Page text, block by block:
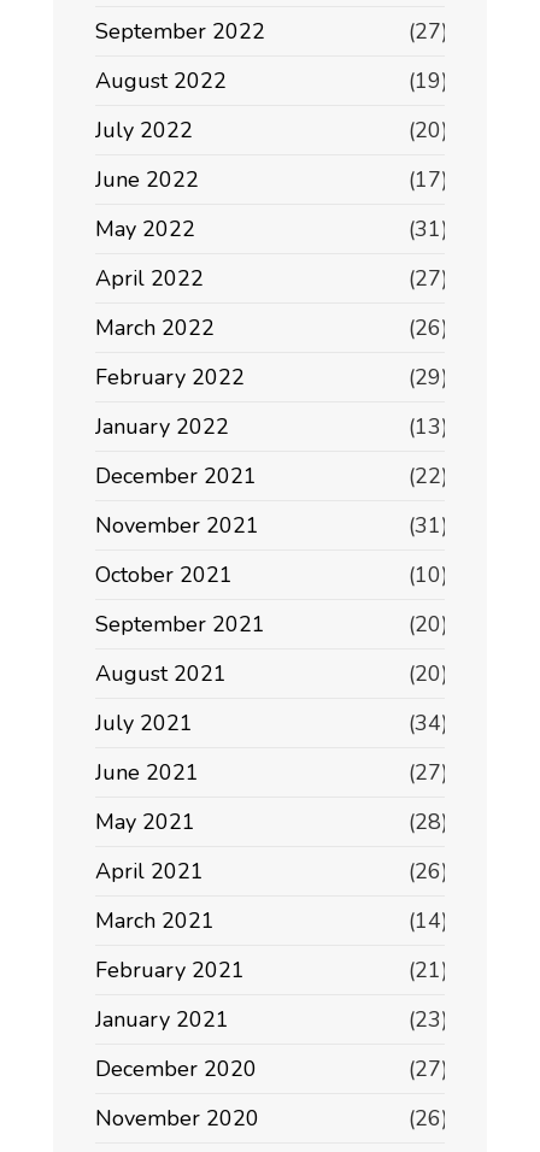
September 2022
(27)
August 2022
(19)
July 2022
(20)
June 2022
(17)
May 2022
(31)
April 2022
(27)
March 2022
(26)
February 2022
(29)
January 2022
(13)
December 2021
(22)
November 2021
(31)
October 2021
(10)
September 2021
(20)
August 2021
(20)
July 2021
(34)
June 2021
(27)
May 2021
(28)
April 2021
(26)
March 2021
(14)
February 2021
(21)
January 2021
(23)
December 2020
(27)
November 2020
(26)